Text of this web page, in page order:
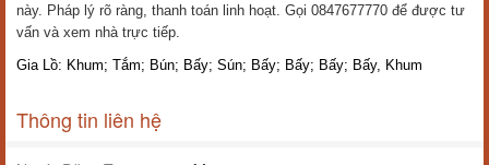
này. Pháp lý rõ ràng, thanh toán linh hoạt. Gọi 0847677770 để được tư
vấn và xem nhà trực tiếp.
Gia Lồ: Khum; Tắm; Bún; Bấy; Sún; Bấy; Bấy; Bấy; Bấy, Khum
Thông tin liên hệ